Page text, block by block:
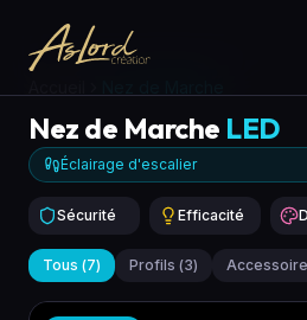
Nez de Marche LED
Éclairage d'escalier
Sécurité Efficacité
Tous (7) Profils (3)